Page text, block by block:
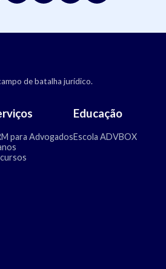
de batalha jurídico.
para Advogados
Educação
Escola ADVBOX